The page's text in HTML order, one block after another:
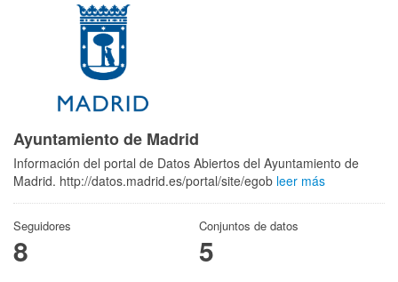
Ayuntamiento de Madrid
Información del portal de Datos Abiertos del Ayuntamiento de
Madrid. http://datos.madrid.es/portal/site/egob leer más
Seguidores
8
Conjuntos de datos
5